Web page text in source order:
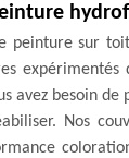
peinture sur
avez besoin
Nos